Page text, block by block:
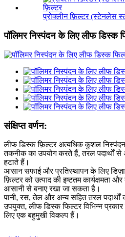
प्रोक्लीन फ़िल्टर (स्टेनलेस
पॉलिमर निस्पंदन के लिए लीफ डिस्क
संक्षिप्त वर्णन:
लीफ डिस्क फ़िल्टर अत्यधिक कुशल निस्पंदन
तकनीक का उपयोग करते हैं, तरल पदार्थों
हटाते हैं।
आसान सफाई और प्रतिस्थापन के लिए
फ़िल्टर को उत्पाद की इष्टतम कार्यक्षमता
आसानी से बनाए रखा जा सकता है।
पानी, रस, तेल और अन्य सहित तरल
उपयुक्त, लीफ डिस्क फिल्टर विभिन्न
लिए एक बहुमुखी विकल्प हैं।